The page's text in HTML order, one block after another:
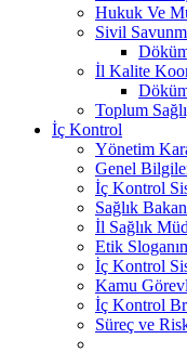
Hukuk Ve
Sivil
İl Kalite
Toplum
İç Kontrol
Yönetim
Genel
İç Kontrol
Sağlık
İl Sağlık
Etik
İç Kontrol
Kamu
İç Kontrol
Süreç ve